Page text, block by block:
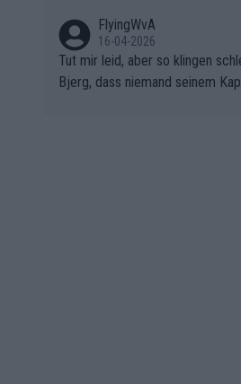
FlyingWvA
16-04-2026
Tut mir leid, aber so klingen
Bjerg, dass niemand seinem